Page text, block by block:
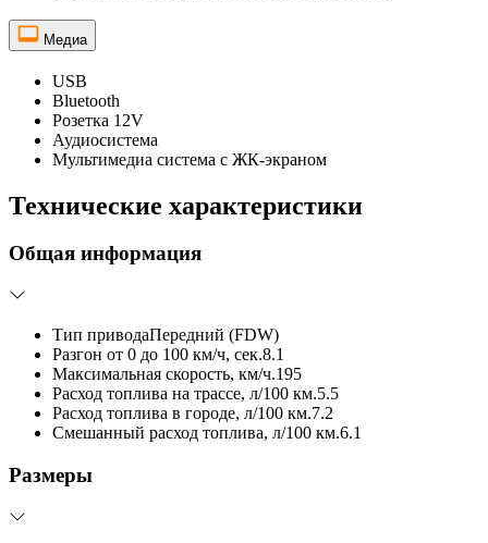
Медиа
USB
Bluetooth
Розетка 12V
Аудиосистема
Мультимедиа система с ЖК-экраном
Технические характеристики
Общая информация
Тип приводаПередний (FDW)
Разгон от 0 до 100 км/ч, сек.8.1
Максимальная скорость, км/ч.195
Расход топлива на трассе, л/100 км.5.5
Расход топлива в городе, л/100 км.7.2
Смешанный расход топлива, л/100 км.6.1
Размеры